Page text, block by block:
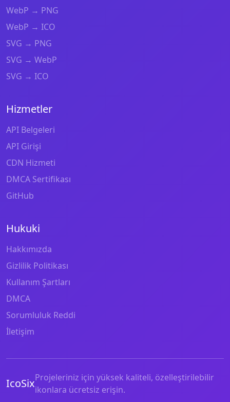
WebP → PNG
WebP → ICO
SVG → PNG
SVG → WebP
SVG → ICO
Hizmetler
API Belgeleri
API Girişi
CDN Hizmeti
DMCA Sertifikası
GitHub
Hukuki
Hakkımızda
Gizlilik Politikası
Kullanım Şartları
DMCA
Sorumluluk Reddi
İletişim
IcoSixProjeleriniz için yüksek kaliteli, özelleştirilebilir
ikonlara ücretsiz erişin.